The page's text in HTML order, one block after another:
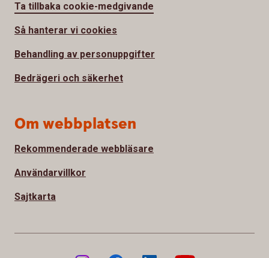
Ta tillbaka cookie-medgivande
Så hanterar vi cookies
Behandling av personuppgifter
Bedrägeri och säkerhet
Om webbplatsen
Rekommenderade webbläsare
Användarvillkor
Sajtkarta